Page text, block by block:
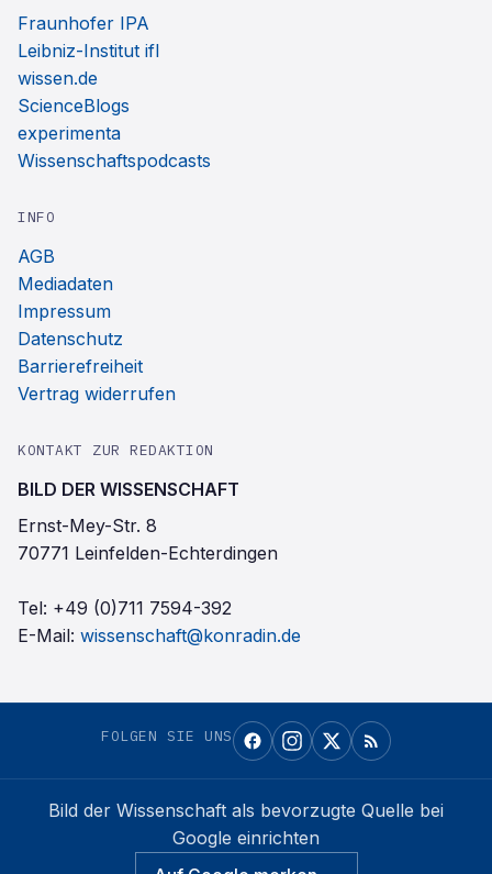
Fraunhofer IPA
Leibniz-Institut ifl
wissen.de
ScienceBlogs
experimenta
Wissenschaftspodcasts
INFO
AGB
Mediadaten
Impressum
Datenschutz
Barrierefreiheit
Vertrag widerrufen
KONTAKT ZUR REDAKTION
BILD DER WISSENSCHAFT
Ernst-Mey-Str. 8
70771 Leinfelden-Echterdingen
Tel: +49 (0)711 7594-392
E-Mail: wissenschaft@konradin.de
FOLGEN SIE UNS
Bild der Wissenschaft als bevorzugte Quelle bei
Google einrichten